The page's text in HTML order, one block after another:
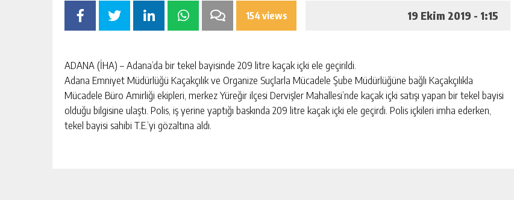
154 views 19 Ekim 2019 - 1:15
ADANA (İHA) – Adana’da bir tekel bayisinde 209 litre kaçak içki ele geçirildi.
Adana Emniyet Müdürlüğü Kaçakçılık ve Organize Suçlarla Mücadele Şube Müdürlüğüne bağlı Kaçakçılıkla
Mücadele Büro Amirliği ekipleri, merkez Yüreğir ilçesi Dervişler Mahallesi’nde kaçak içki satışı yapan bir tekel bayisi
olduğu bilgisine ulaştı. Polis, iş yerine yaptığı baskında 209 litre kaçak içki ele geçirdi. Polis içkileri imha ederken,
tekel bayisi sahibi T.E.’yi gözaltına aldı.